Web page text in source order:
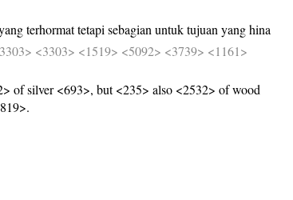
terhormattetapi sebagian untuktujuan yanghina
<3303> <1519> <5092> <3739> <1161>
of silver <693>, but <235> also <2532> of wood